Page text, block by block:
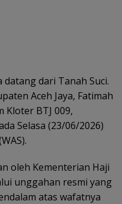
datang dari Tanah Suci.
Aceh Jaya, Fatimah
Kloter BTJ 009,
Selasa (23/06/2026)
oleh Kementerian Haji
unggahan resmi yang
atas wafatnya